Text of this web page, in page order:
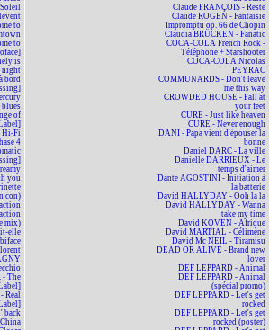
to
to
is
night
bord
blues
of
Hi-Fi
4
you
con)
mix)
elle
- The
Real
back
Claude FRANÇOIS - Reste
Claude ROGEN - Fantaisie
Impromptu op. 66 de Chopin
Claudia BRÜCKEN - Fanatic
COCA-COLA French Rock -
Téléphone + Starshooter
COCA-COLA Nicolas
PEYRAC
COMMUNARDS - Don't leave
me this way
CROWDED HOUSE - Fall at
your feet
CURE - Just like heaven
CURE - Never enough
DANI - Papa vient d'épouser la
bonne
Daniel DARC - La ville
Danielle DARRIEUX - Le
temps d'aimer
Dante AGOSTINI - Initiation à
la batterie
David HALLYDAY - Ooh la la
David HALLYDAY - Wanna
take my time
David KOVEN - Afrique
David MARTIAL - Célimène
David Mc NEIL - Tiramisu
DEAD OR ALIVE - Brand new
lover
DEF LEPPARD - Animal
DEF LEPPARD - Animal
(spécial promo)
DEF LEPPARD - Let's get
rocked
DEF LEPPARD - Let's get
rocked (poster)